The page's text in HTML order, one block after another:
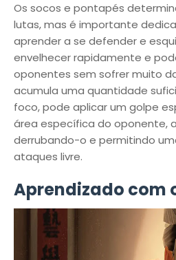
Os socos e pontapés
lutas, mas é importante
aprender a se defender e
envelhecer rapidamente e
oponentes sem sofrer muito
acumula uma quantidade
foco, pode aplicar um golpe
área específica do oponente,
derrubando-o e permitindo
ataques livre.
Aprendizado com